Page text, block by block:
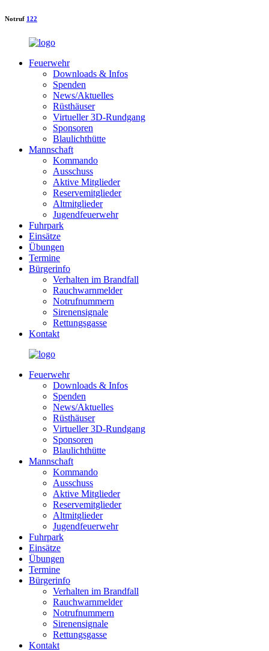
Notruf 122
Feuerwehr
Downloads & Infos
Spenden
News/Aktuelles
Rüsthäuser
Virtueller 3D-Rundgang
Sponsoren
Blaulichthütte
Mannschaft
Kommando
Ausschuss
Aktive Mitglieder
Reservemitglieder
Altmitglieder
Jugendfeuerwehr
Fuhrpark
Einsätze
Übungen
Termine
Bürgerinfo
Verhalten im Brandfall
Rauchwarnmelder
Notrufnummern
Sirenensignale
Rettungsgasse
Kontakt
Feuerwehr
Downloads & Infos
Spenden
News/Aktuelles
Rüsthäuser
Virtueller 3D-Rundgang
Sponsoren
Blaulichthütte
Mannschaft
Kommando
Ausschuss
Aktive Mitglieder
Reservemitglieder
Altmitglieder
Jugendfeuerwehr
Fuhrpark
Einsätze
Übungen
Termine
Bürgerinfo
Verhalten im Brandfall
Rauchwarnmelder
Notrufnummern
Sirenensignale
Rettungsgasse
Kontakt